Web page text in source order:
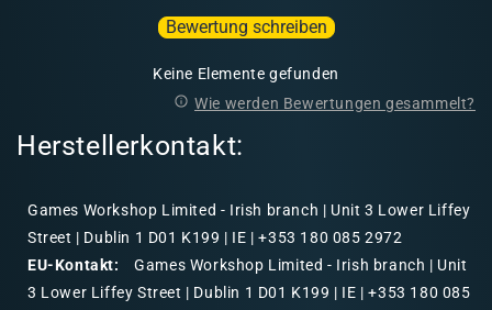
Bewertung schreiben
Keine Elemente gefunden
Wie werden Bewertungen gesammelt?
Herstellerkontakt:
Games Workshop Limited - Irish branch | Unit 3 Lower Liffey
Street | Dublin 1 D01 K199 | IE | +353 180 085 2972
EU-Kontakt:
Games Workshop Limited - Irish branch | Unit
3 Lower Liffey Street | Dublin 1 D01 K199 | IE | +353 180 085